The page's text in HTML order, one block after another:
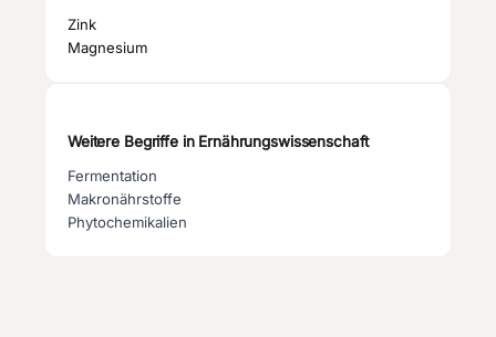
Zink
Magnesium
Weitere Begriffe in Ernährungswissenschaft
Fermentation
Makronährstoffe
Phytochemikalien